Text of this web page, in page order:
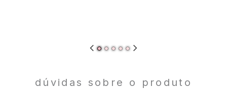
dúvidas sobre o produto